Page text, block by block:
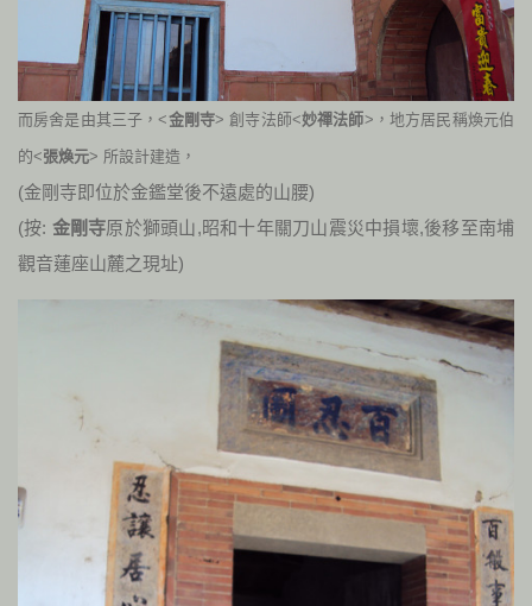
而房舍是由其三子，<金剛寺> 創寺法師<妙禪法師>，地方居民稱煥元伯
的<張煥元> 所設計建造，
(金剛寺即位於金鑑堂後不遠處的山腰)
(按: 金剛寺原於獅頭山,昭和十年關刀山震災中損壞,後移至南埔
觀音蓮座山麓之現址)